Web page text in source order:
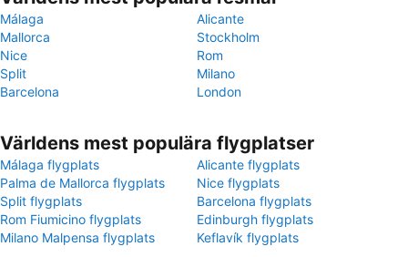
Málaga
Alicante
Mallorca
Stockholm
Nice
Rom
Split
Milano
Barcelona
London
Världens mest populära flygplatser
Málaga flygplats
Alicante flygplats
Palma de Mallorca flygplats
Nice flygplats
Split flygplats
Barcelona flygplats
Rom Fiumicino flygplats
Edinburgh flygplats
Milano Malpensa flygplats
Keflavík flygplats